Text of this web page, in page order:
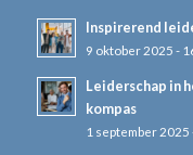
Inspirerend
9 oktober 2025 -
Leiderschap in
kompas
1 september 2025